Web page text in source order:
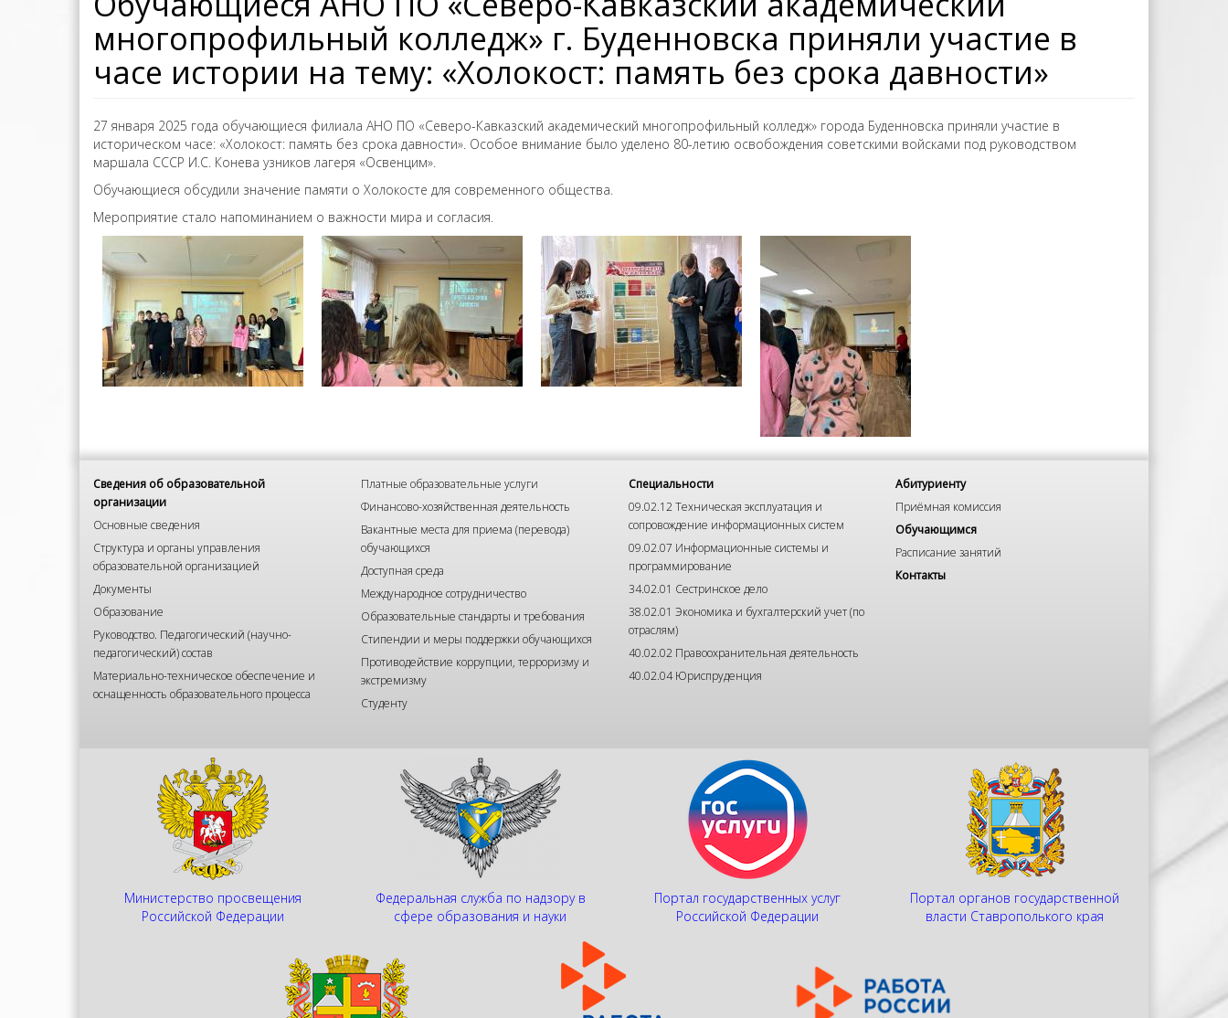
многопрофильный колледж» г. Буденновска приняли участие в
часе истории на тему: «Холокост: память без срока давности»
27 января 2025 года обучающиеся филиала АНО ПО «Северо-Кавказский академический многопрофильный колледж» города Буденновска приняли участие в
историческом часе: «Холокост: память без срока давности». Особое внимание было уделено 80-летию освобождения советскими войсками под руководством
маршала СССР И.С. Конева узников лагеря «Освенцим».
Обучающиеся обсудили значение памяти о Холокосте для современного общества.
Мероприятие стало напоминанием о важности мира и согласия.
Сведения об образовательной
организации
Основные сведения
Структура и органы управления
образовательной организацией
Документы
Образование
Руководство. Педагогический (научно-
педагогический) состав
Материально-техническое обеспечение и
оснащенность образовательного процесса
Платные образовательные услуги
Финансово-хозяйственная деятельность
Вакантные места для приема (перевода)
обучающихся
Доступная среда
Международное сотрудничество
Образовательные стандарты и требования
Стипендии и меры поддержки обучающихся
Противодействие коррупции, терроризму и
экстремизму
Студенту
Специальности
09.02.12 Техническая эксплуатация и
сопровождение информационных систем
09.02.07 Информационные системы и
программирование
34.02.01 Сестринское дело
38.02.01 Экономика и бухгалтерский учет (по
отраслям)
40.02.02 Правоохранительная деятельность
40.02.04 Юриспруденция
Абитуриенту
Приёмная комиссия
Обучающимся
Расписание занятий
Контакты
Министерство просвещения
Российской Федерации
Федеральная служба по надзору в
сфере образования и науки
Портал государственных услуг
Российской Федерации
Портал органов государственной
власти Ставрополького края